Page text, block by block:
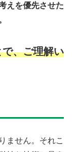
えを優先させた
、ご理解い
ません。それこ